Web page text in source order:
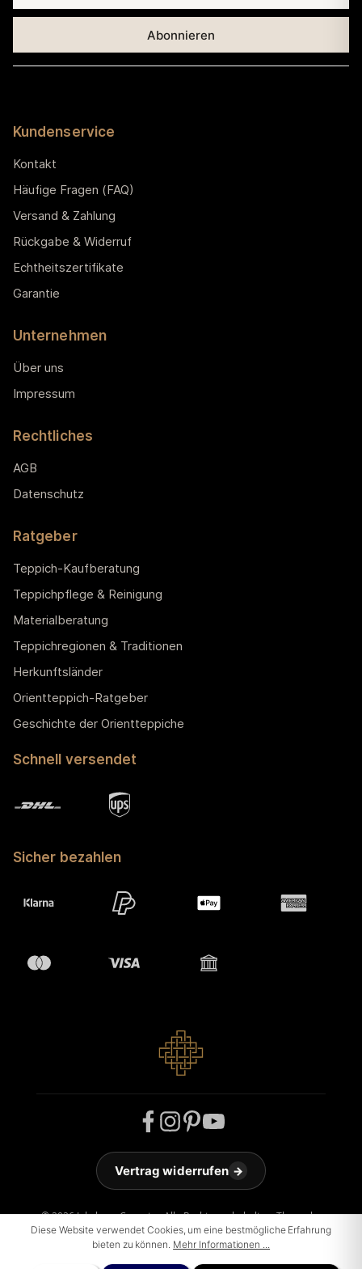
Kundenservice
Kontakt
Häufige Fragen (FAQ)
Versand & Zahlung
Rückgabe & Widerruf
Echtheitszertifikate
Garantie
Unternehmen
Über uns
Impressum
Rechtliches
AGB
Datenschutz
Ratgeber
Teppich-Kaufberatung
Teppichpflege & Reinigung
Materialberatung
Teppichregionen & Traditionen
Herkunftsländer
Orientteppich-Ratgeber
Geschichte der Orientteppiche
Schnell versendet
Sicher bezahlen
© 2026 Jakobson Carpets - Alle Rechte vorbehalten. Theme by
ThemeWare®
Vertrag widerrufen →
Diese Website verwendet Cookies, um eine bestmögliche Erfahrung
bieten zu können. Mehr Informationen ...